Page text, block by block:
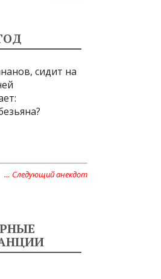
сидит на
… Следующий анекдот